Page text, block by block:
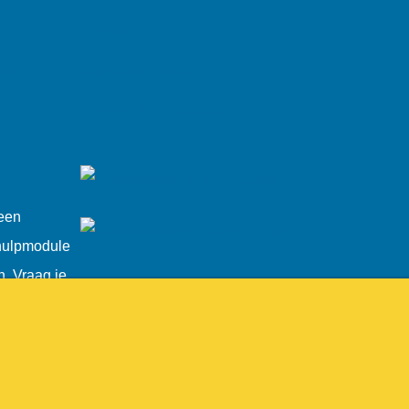
Vraag je